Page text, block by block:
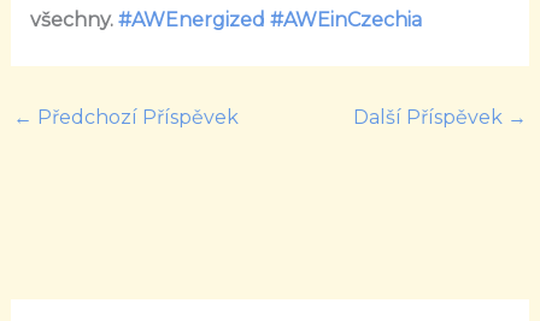
všechny. #AWEnergized #AWEinCzechia
← Předchozí Příspěvek Další Příspěvek →